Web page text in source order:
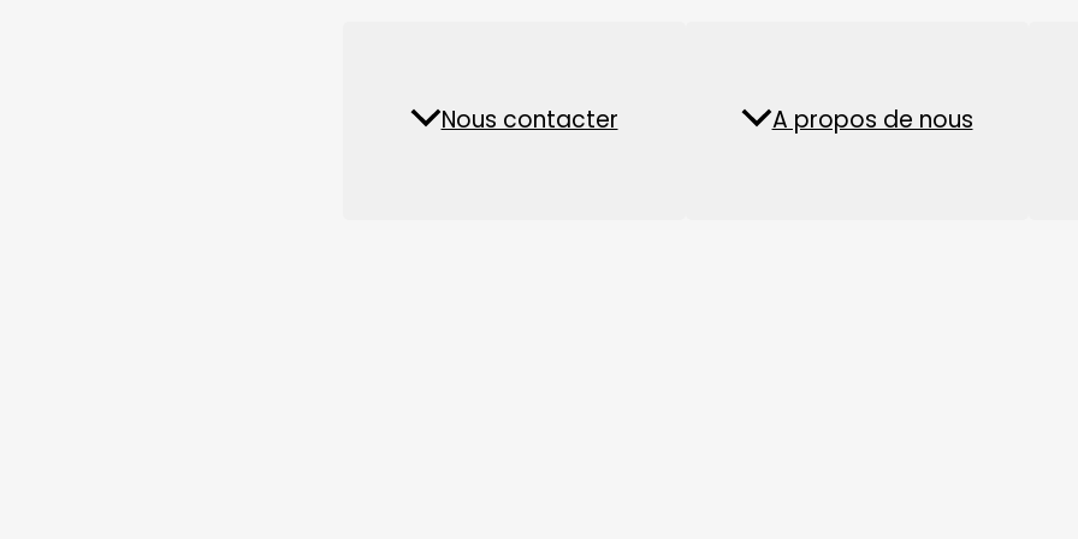
Usine d'aliments pour
Usine de pellets de
biomasse
d'aliments pour
Actualités FAQ
Nous contacter A propos de nous